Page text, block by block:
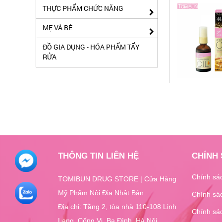
THỰC PHẨM CHỨC NĂNG
MẸ VÀ BÉ
ĐỒ GIA DỤNG - HÓA PHẨM TẨY
RỬA
THÔNG TIN LIÊN HỆ
TOMIBUN DRUG STORE | Cửa Hàng
Mỹ Phẩm Nội Địa Nhật Bản
Địa chỉ: Tầng 2, tòa nhà 110-108 Linh
CHÍNH
Chính
Chính
Chính